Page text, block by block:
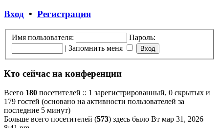
Вход • Регистрация
Имя пользователя:
Пароль:
| Запомнить меня
Кто сейчас на конференции
Всего 180 посетителей :: 1 зарегистрированный, 0 скрытых и
179 гостей (основано на активности пользователей за
последние 5 минут)
Больше всего посетителей (573) здесь было Вт мар 31, 2026